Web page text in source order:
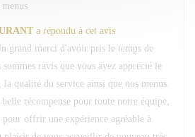
a répondu à cet avis
grand merci d'avoir pris le temps de
ravis que vous ayez apprécié le
la qualité du service ainsi que nos menus.
récompense pour toute notre équipe,
offrir une expérience agréable à